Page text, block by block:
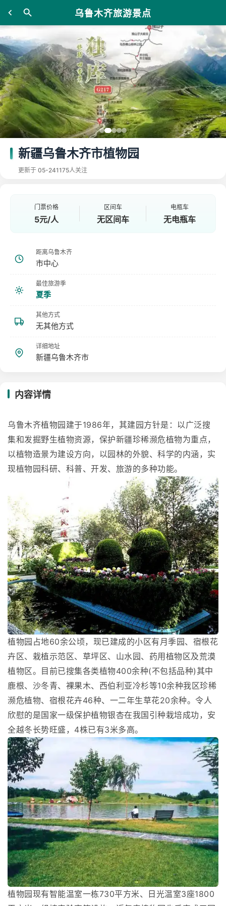
乌鲁木齐旅游景点
新疆乌鲁木齐市植物园
更新于 05-241175人关注
门票价格
5元/人
区间车
无区间车
电瓶车
无电瓶车
距离乌鲁木齐
市中心
最佳旅游季
夏季
其他方式
无其他方式
详细地址
新疆乌鲁木齐市
内容详情
乌鲁木齐植物园建于1986年，其建园方针是：以广泛搜
集和发掘野生植物资源，保护新疆珍稀濒危植物为重点，
以植物造景为建设方向，以园林的外貌、科学的内涵，实
现植物园科研、科普、开发、旅游的多种功能。
植物园占地60余公顷，现已建成的小区有月季园、宿根花
卉区、栽植示范区、草坪区、山水园、药用植物区及荒漠
植物区。目前已搜集各类植物400余种(不包括品种)其中
鹿根、沙冬青、裸果木、西伯利亚冷杉等10余种我区珍稀
濒危植物、宿根花卉46种、一二年生草花20余种。令人
欣慰的是国家一级保护植物银杏在我国引种栽培成功，安
全越冬长势旺盛，4株已有3米多高。
植物园现有智能温室一栋730平方米、日光温室3座1800